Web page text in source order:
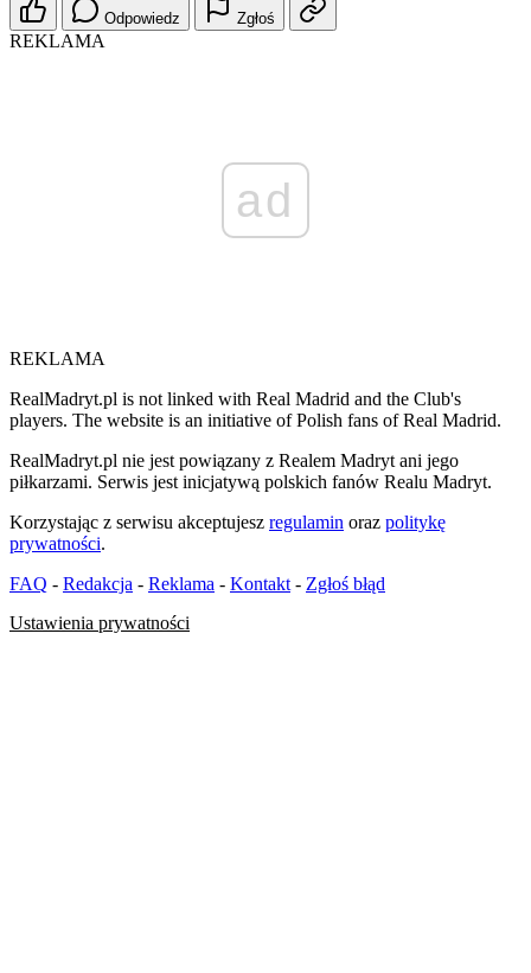
Odpowiedz Zgłoś
REKLAMA
ad
REKLAMA
RealMadryt.pl is not linked with Real Madrid and the Club's
players. The website is an initiative of Polish fans of Real Madrid.
RealMadryt.pl nie jest powiązany z Realem Madryt ani jego
piłkarzami. Serwis jest inicjatywą polskich fanów Realu Madryt.
Korzystając z serwisu akceptujesz regulamin oraz politykę
prywatności.
FAQ - Redakcja - Reklama - Kontakt - Zgłoś błąd
Ustawienia prywatności